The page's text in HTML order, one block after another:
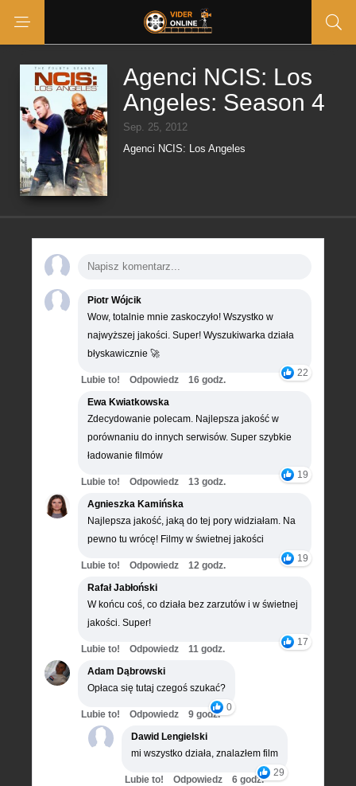
Agenci NCIS: Los
Angeles: Season 4
Sep. 25, 2012
Agenci NCIS: Los Angeles
Piotr Wójcik
Wow, totalnie mnie zaskoczyło! Wszystko w
najwyższej jakości. Super! Wyszukiwarka działa
błyskawicznie 🚀
22
Lubie to! Odpowiedz
16 godz.
Ewa Kwiatkowska
Zdecydowanie polecam. Najlepsza jakość w
porównaniu do innych serwisów. Super szybkie
ładowanie filmów
19
Lubie to! Odpowiedz
13 godz.
Agnieszka Kamińska
Najlepsza jakość, jaką do tej pory widziałam. Na
pewno tu wrócę! Filmy w świetnej jakości
19
Lubie to! Odpowiedz
12 godz.
Rafał Jabłoński
W końcu coś, co działa bez zarzutów i w świetnej
jakości. Super!
17
Lubie to! Odpowiedz
11 godz.
Adam Dąbrowski
Opłaca się tutaj czegoś szukać?
0
Lubie to! Odpowiedz
9 godz.
Dawid Lengielski
mi wszystko działa, znalazłem film
29
Lubie to! Odpowiedz
6 godz.